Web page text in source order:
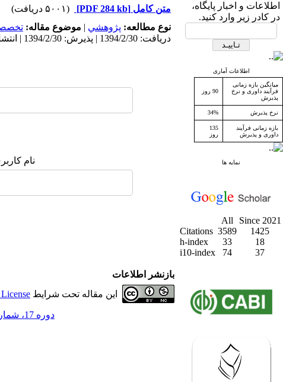
اطلاعات و اخبار پایگاه،
در کادر زیر وارد کنید.
اطلاعات آماری
میانگین بازه زمانی
فرآیند داوری و نرخ
پذیرش
90 روز
نرخ پذیرش 34%
بازه زمانی فرآیند
داوری و پذیرش
135
روز
نمایه ها
All
Since 2021
Citations 3589
1425
h-index
33
18
i10-index
74 37
متن کامل [PDF 284 kb]
(۵۰۰۱ دریافت)
نوع مطالعه: پژوهشي | موضوع مقاله:
دریافت: 1394/2/30 | پذیرش: 1394/2/30 | انتشار: 1394/2/30
نام
بازنشر اطلاعات
این مقاله تحت شرایط
دوره 17، شماره 1 - ( بهار 1394 )